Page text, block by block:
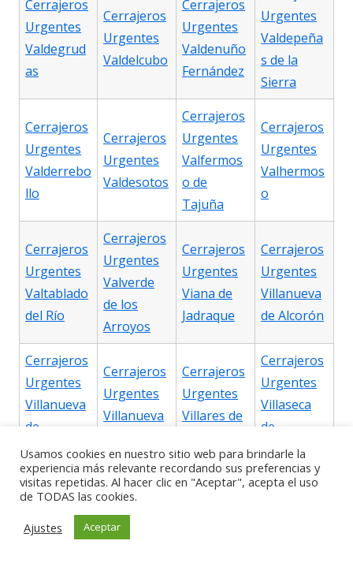
Cerrajeros
Urgentes
Valdegrud
as
Cerrajeros
Urgentes
Valdelcubo
Cerrajeros
Urgentes
Valdenuño
Fernández
Urgentes
Valdepeña
s de la
Sierra
Cerrajeros
Urgentes
Valderrebo
llo
Cerrajeros
Urgentes
Valdesotos
Cerrajeros
Urgentes
Valfermos
o de
Tajuña
Cerrajeros
Urgentes
Valhermos
o
Cerrajeros
Urgentes
Valtablado
del Río
Cerrajeros
Urgentes
Valverde
de los
Arroyos
Cerrajeros
Urgentes
Viana de
Jadraque
Cerrajeros
Urgentes
Villanueva
de Alcorón
Cerrajeros
Urgentes
Villanueva
de
Argecilla
Cerrajeros
Urgentes
Villanueva
Cerrajeros
Urgentes
Villares de
Cerrajeros
Urgentes
Villaseca
de
Henares
Cerrajeros
Urgentes
Villaseca
Cerrajeros
Urgentes
Villel de
Cerrajeros
Cerrajeros
Usamos cookies en nuestro sitio web para brindarle la
experiencia más relevante recordando sus preferencias y
visitas repetidas. Al hacer clic en "Aceptar", acepta el uso
de TODAS las cookies.
Ajustes
Aceptar